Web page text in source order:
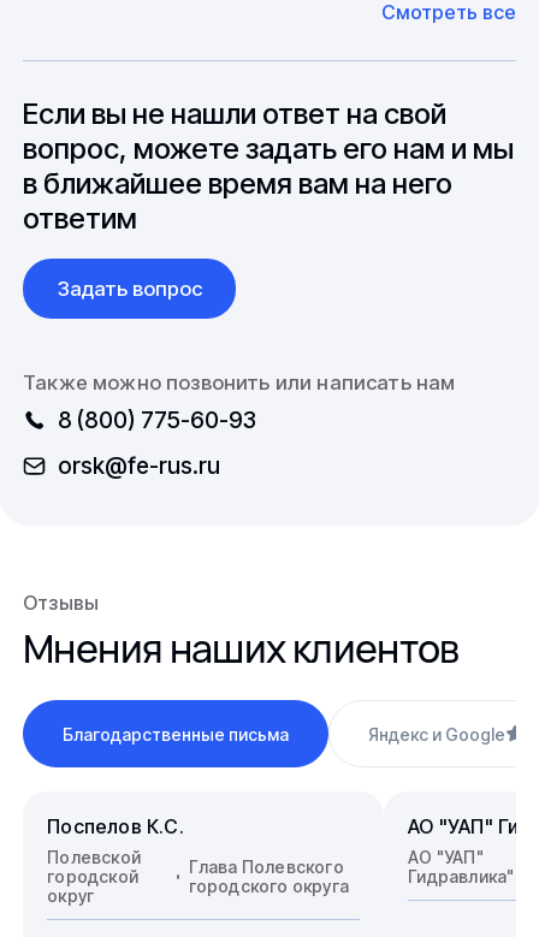
может быть сокращен до 1 недели.
до 6 месяцев производства.
вопросы связанные с документацией и
международной логистикой.
Смотреть все
Если вы не нашли ответ на свой
вопрос, можете задать его нам и мы
в ближайшее время вам на него
ответим
Задать вопрос
Также можно позвонить или написать нам
8 (800) 775-60-93
orsk@fe-rus.ru
Отзывы
Мнения наших клиентов
Благодарственные письма Яндекс и Google
Поспелов К.С.
Полевской
городской
округ
Глава Полевского
городского округа
АО "УАП"
АО "УАП"
Гидравлика"